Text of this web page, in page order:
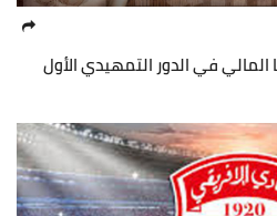
المالي في الدور التمهيدي الأول